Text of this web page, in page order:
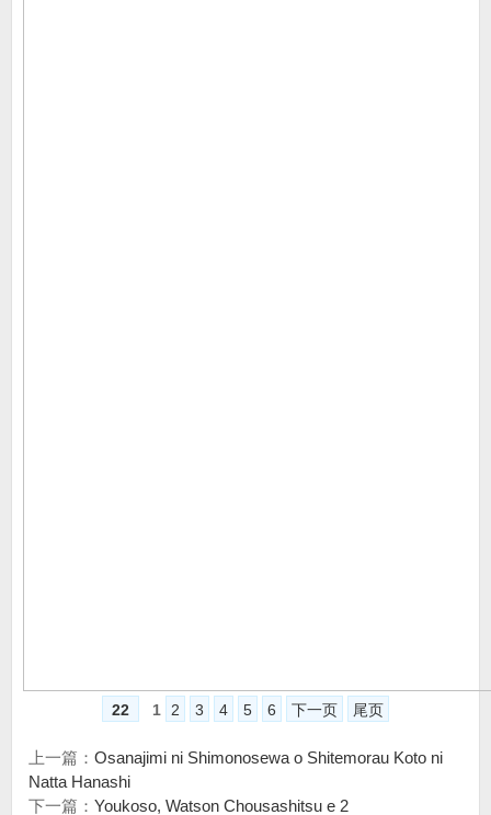
22 1 2 3 4 5 6 下一页 尾页
上一篇： Osanajimi ni Shimonosewa o Shitemorau Koto ni
Natta Hanashi
下一篇： Youkoso, Watson Chousashitsu e 2